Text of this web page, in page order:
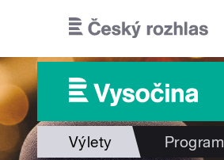
Výlety Program